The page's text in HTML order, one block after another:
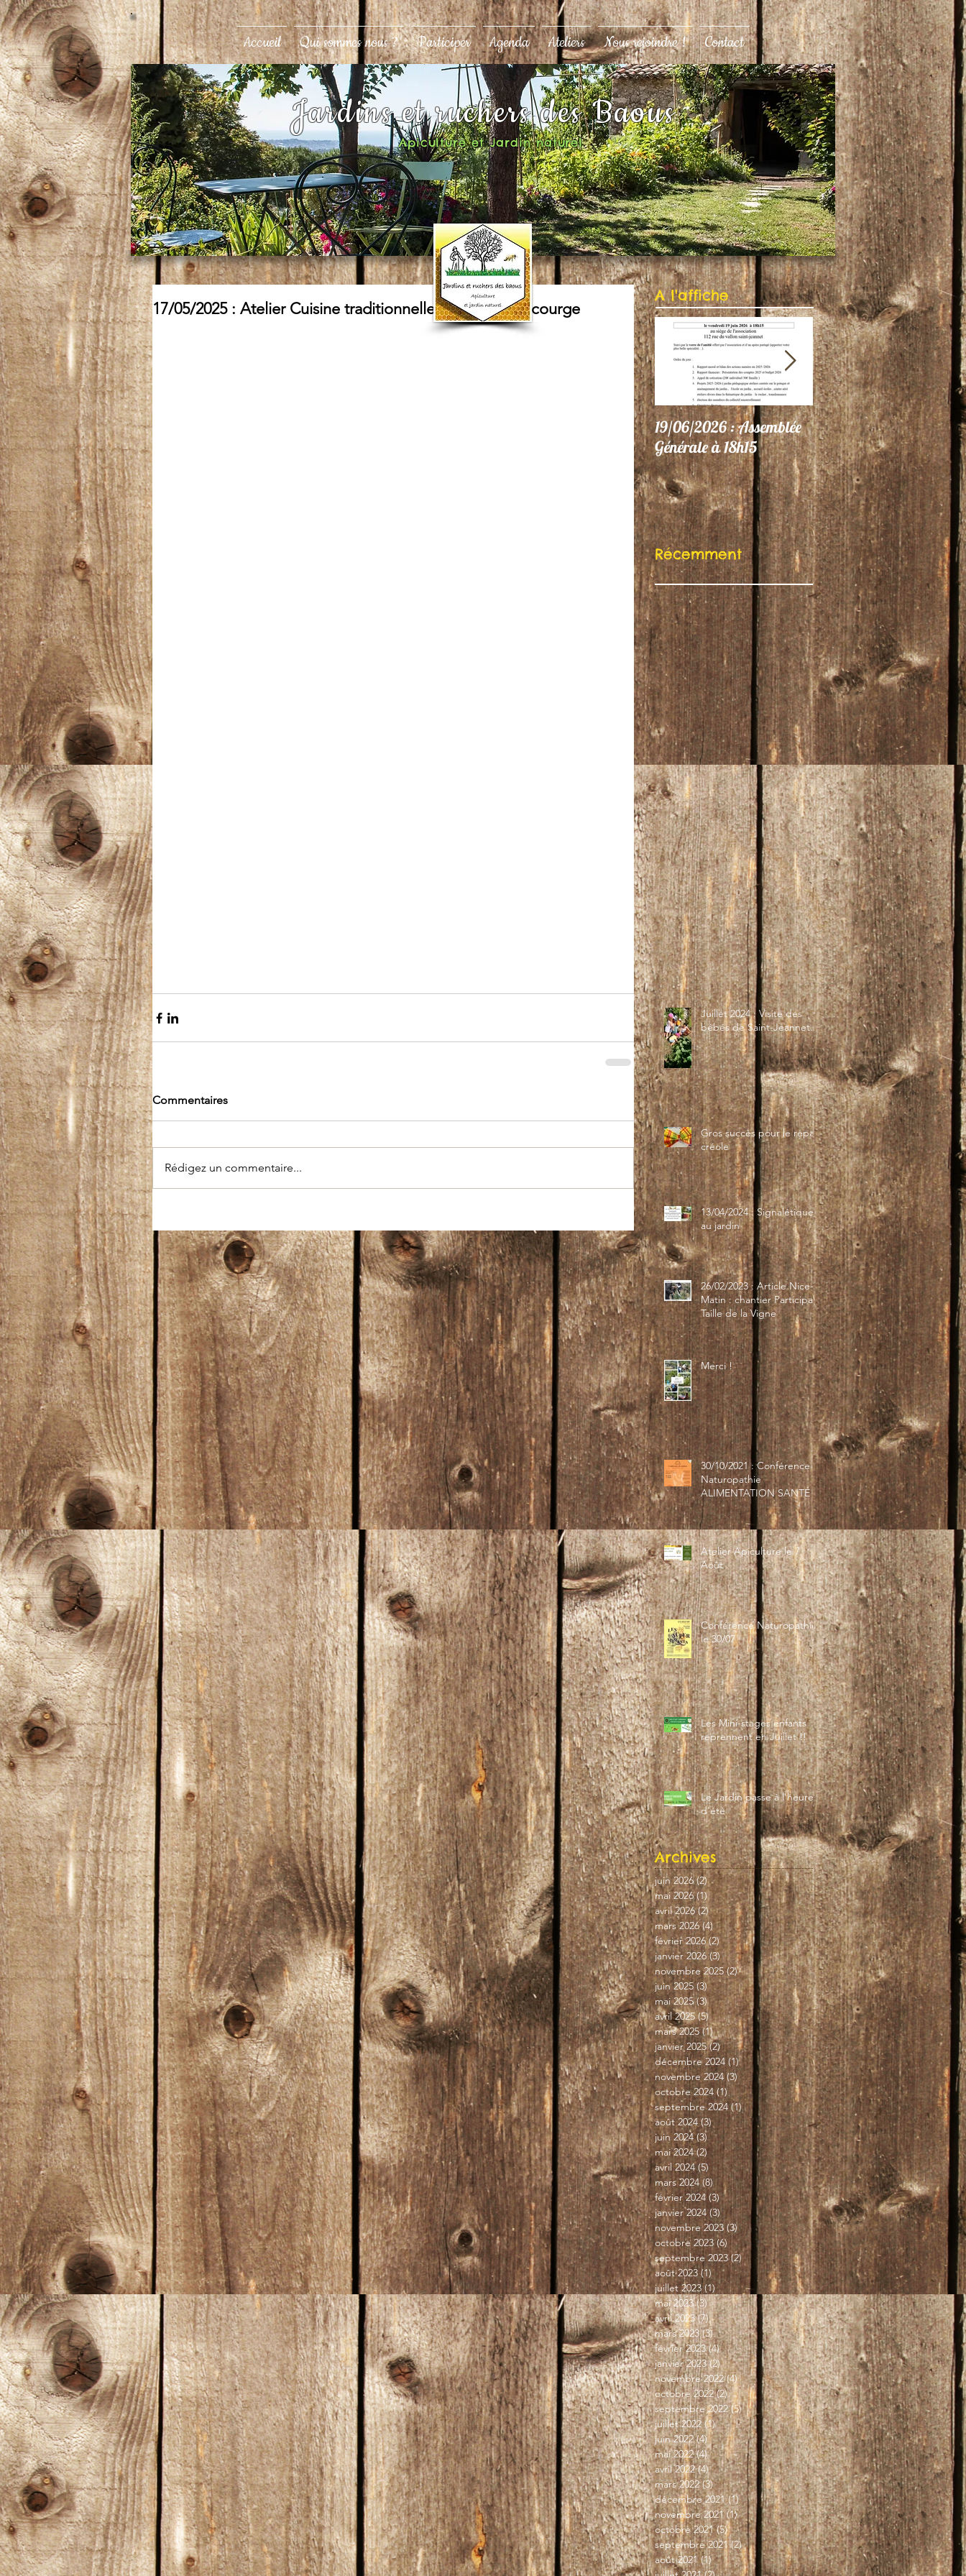
17/05/2025 : Atelier Cuisine traditionnelle : Raviolis à la courge
Commentaires
Rédigez un commentaire...
A l'affiche
19/06/2026 : Assemblée
Générale à 18h15
06/06/26 : Le Jardin
participe au Festival
"Autres Regards"
Récemment
Juillet 2024 : Visite des
bébés de Saint-Jeannet...
Gros succès pour le repas
créole
13/04/2024 : Signalétique
au jardin
26/02/2023 : Article Nice-
Matin : chantier Participatif
Taille de la Vigne
Merci !
30/10/2021 : Conférence
Naturopathie
ALIMENTATION SANTÉ
Atelier Apiculture le 7
Août
Conférence Naturopathie
le 30/07
Les Mini-stages enfants
reprennent en Juillet !!
Le Jardin passe à l'heure
d'été
Archives
juin 2026 (2)2 posts
mai 2026 (1)1 post
avril 2026 (2)2 posts
mars 2026 (4)4 posts
février 2026 (2) 2 posts
janvier 2026 (3)3 posts
novembre 2025 (2)2 posts
juin 2025 (3)3 posts
mai 2025 (3)3 posts
avril 2025 (5)5 posts
mars 2025 (1)1 post
janvier 2025 (2)2 posts
décembre 2024 (1)1 post
novembre 2024 (3)3 posts
octobre 2024 (1)1 post
septembre 2024 (1)1 post
août 2024 (3)3 posts
juin 2024 (3)3 posts
mai 2024 (2)2 posts
avril 2024 (5)5 posts
mars 2024 (8)8 posts
février 2024 (3)3 posts
janvier 2024 (3)3 posts
novembre 2023 (3)3 posts
octobre 2023 (6) 6 posts
septembre 2023 (2)2 posts
août 2023 (1)1 post
juillet 2023 (1)1 post
mai 2023 (3)3 posts
avril 2023 (7)7 posts
mars 2023 (3)3 posts
février 2023 (4)4 posts
janvier 2023 (2)2 posts
novembre 2022 (4)4 posts
octobre 2022 (2)2 posts
septembre 2022 (5)5 posts
juillet 2022 (1)1 post
juin 2022 (4)4 posts
mai 2022 (4)4 posts
avril 2022 (4)4 posts
mars 2022 (3)3 posts
décembre 2021 (1)1 post
novembre 2021 (1)1 post
octobre 2021 (5)5 posts
septembre 2021 (2)2 posts
août 2021 (1)1 post
Accueil Qui sommes nous ? Participer Agenda Ateliers Nous rejoindre ! Contact
Jardins et ruchers des Baous
Apiculture et Jardin naturel